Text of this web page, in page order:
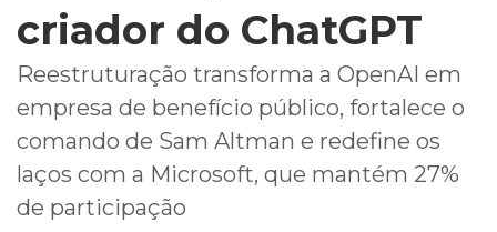
criador do ChatGPT
Reestruturação transforma a OpenAI em
empresa de benefício público, fortalece o
comando de Sam Altman e redefine os
laços com a Microsoft, que mantém 27%
de participação